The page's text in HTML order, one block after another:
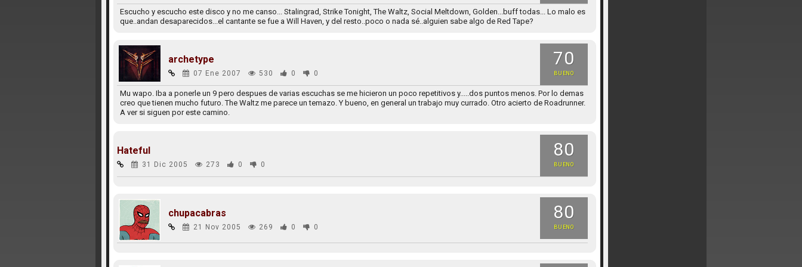
Escucho y escucho este disco y no me canso... Stalingrad, Strike Tonight, The Waltz, Social Meltdown, Golden...buff todas... Lo malo es
que..andan desaparecidos...el cantante se fue a Will Haven, y del resto..poco o nada sé..alguien sabe algo de Red Tape?
70
BUENO
archetype
07 Ene 2007 530 0 0
Mu wapo. Iba a ponerle un 9 pero despues de varias escuchas se me hicieron un poco repetitivos y.....dos puntos menos. Por lo demas
creo que tienen mucho futuro. The Waltz me parece un temazo. Y bueno, en general un trabajo muy currado. Otro acierto de Roadrunner.
A ver si siguen por este camino.
80
BUENO
Hateful
31 Dic 2005 273 0 0
80
BUENO
chupacabras
21 Nov 2005 269 0 0